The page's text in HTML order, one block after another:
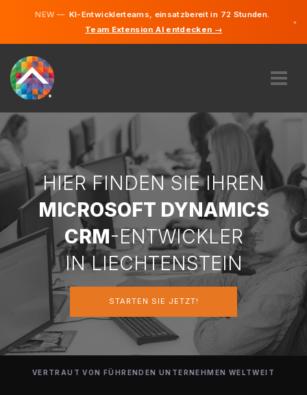
NEW —KI-Entwicklerteams, einsatzbereit in 72 Stunden.
Team Extension AI entdecken →
×
ÜBER UNS
EXPERTISE
WIE FUNKTIONIERT ES?
KARRIERE
FINDEN
LIECHTENSTEIN
STARTEN SIE JETZT
HIER FINDEN SIE IHREN
MICROSOFT DYNAMICS
CRM-ENTWICKLER
IN LIECHTENSTEIN
STARTEN SIE JETZT!
VERTRAUT VON FÜHRENDEN UNTERNEHMEN WELTWEIT